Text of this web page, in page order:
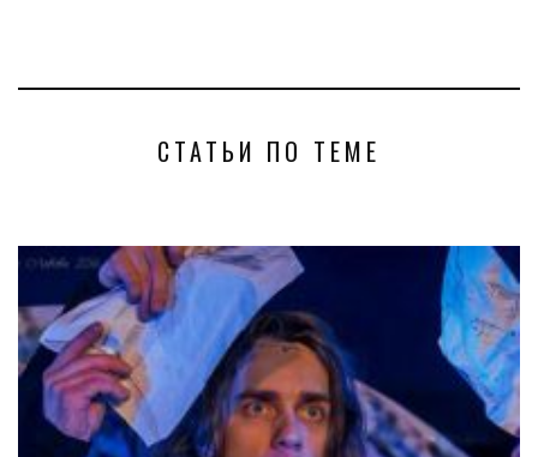
СТАТЬИ ПО ТЕМЕ